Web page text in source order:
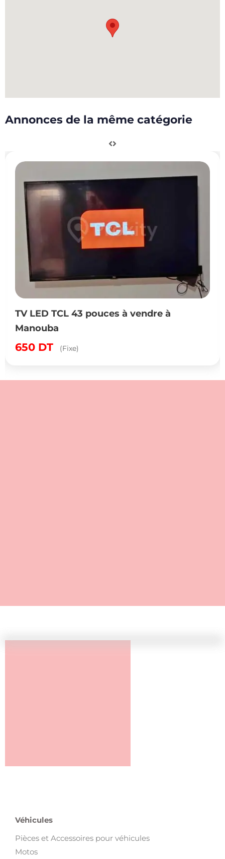
Annonces de la même catégorie
TV LED TCL 43 pouces à vendre à
Manouba
650 DT (Fixe)
Véhicules
Pièces et Accessoires pour véhicules
Motos